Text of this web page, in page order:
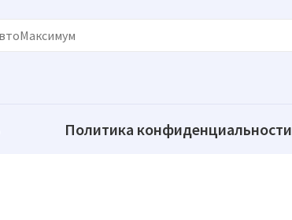
Политика конфиденциальности